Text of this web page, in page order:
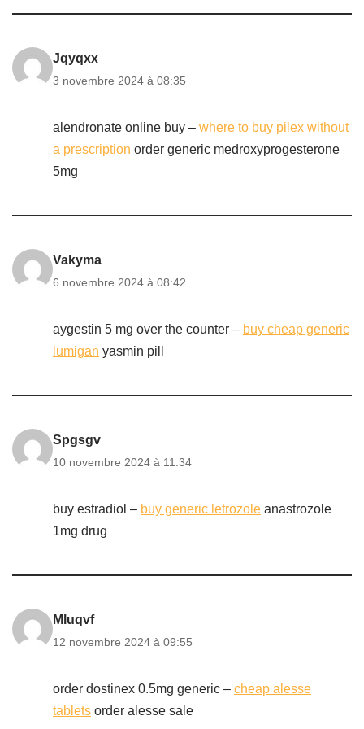
Jqyqxx
3 novembre 2024 à 08:35
alendronate online buy – where to buy pilex without
a prescription order generic medroxyprogesterone
5mg
Vakyma
6 novembre 2024 à 08:42
aygestin 5 mg over the counter – buy cheap generic
lumigan yasmin pill
Spgsgv
10 novembre 2024 à 11:34
buy estradiol – buy generic letrozole anastrozole
1mg drug
Mluqvf
12 novembre 2024 à 09:55
order dostinex 0.5mg generic – cheap alesse
tablets order alesse sale